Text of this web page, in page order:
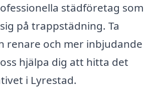
städföretag som
på trappstädning. Ta
renare och mer inbjudande
hjälpa dig att hitta det
i Lyrestad.